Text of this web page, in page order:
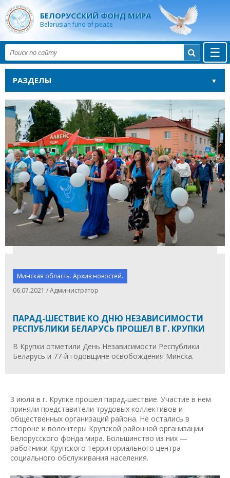
БЕЛОРУССКИЙ ФОНД МИРА
Belarusian fund of peace
☰

РАЗДЕЛЫ
Минская область. Архив новостей.
06.07.2021 / Администратор
ПАРАД-ШЕСТВИЕ КО ДНЮ НЕЗАВИСИМОСТИ
РЕСПУБЛИКИ БЕЛАРУСЬ ПРОШЕЛ В Г. КРУПКИ
В Крупки отметили День Независимости Республики
Беларусь и 77-й годовщине освобождения Минска.
3 июля в г. Крупке прошел парад-шествие. Участие в нем
приняли представители трудовых коллективов и
общественных организаций района. Не остались в
стороне и волонтеры Крупской районной организации
Белорусского фонда мира. Большинство из них —
работники Крупского территориального центра
социального обслуживания населения.